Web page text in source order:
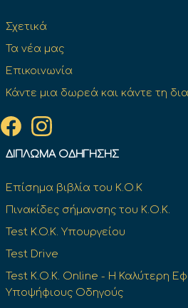
Σχετικά
Τα νέα μας
Επικοινωνία
Κάντε μια δωρεά και κάντε τη
ΔΊΠΛΩΜΑ ΟΔΉΓΗΣΗΣ
Επίσημα βιβλία του Κ.Ο.Κ
Πινακίδες σήμανσης του Κ.Ο.Κ.
Test K.O.K. Υπουργείου
Test Drive
Test Κ.Ο.Κ. Online - Η Καλύτερη
Υποψήφιους Οδηγούς